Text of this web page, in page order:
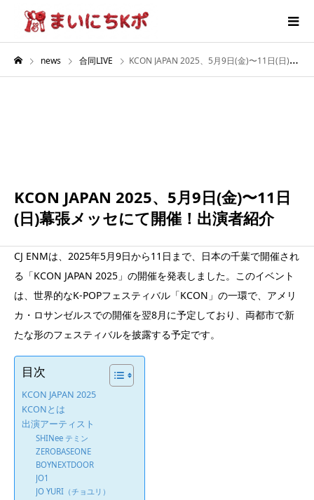
news 合同LIVE KCON JAPAN 2025、5月9日(金)〜11日(日)幕張メッセにて開催！出演者紹介
KCON JAPAN 2025、5月9日(金)〜11日
(日)幕張メッセにて開催！出演者紹介
CJ ENMは、2025年5月9日から11日まで、日本の千葉で開催され
る「KCON JAPAN 2025」の開催を発表しました。このイベント
は、世界的なK-POPフェスティバル「KCON」の一環で、アメリ
カ・ロサンゼルスでの開催を翌8月に予定しており、両都市で新
たな形のフェスティバルを披露する予定です。
目次
KCON JAPAN 2025
KCONとは
出演アーティスト
SHINee テミン
ZEROBASEONE
BOYNEXTDOOR
JO1
JO YURI（チョユリ）